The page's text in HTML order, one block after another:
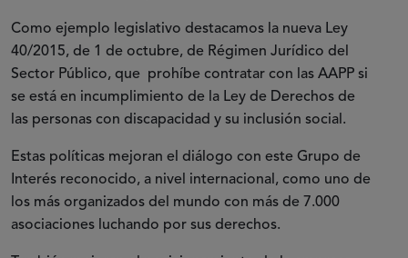
Como ejemplo legislativo destacamos la nueva Ley
40/2015, de 1 de octubre, de Régimen Jurídico del
Sector Público, que prohíbe contratar con las AAPP si
se está en incumplimiento de la Ley de Derechos de
las personas con discapacidad y su inclusión social.
Estas políticas mejoran el diálogo con este Grupo de
Interés reconocido, a nivel internacional, como uno de
los más organizados del mundo con más de 7.000
asociaciones luchando por sus derechos.